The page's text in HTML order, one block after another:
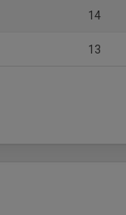
14
13